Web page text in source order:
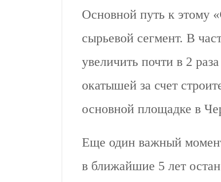
Основной путь к этому
сырьевой сегмент. В
увеличить почти в 2
окатышей за счет
основной площадке в
Еще один важный
в ближайшие 5 лет